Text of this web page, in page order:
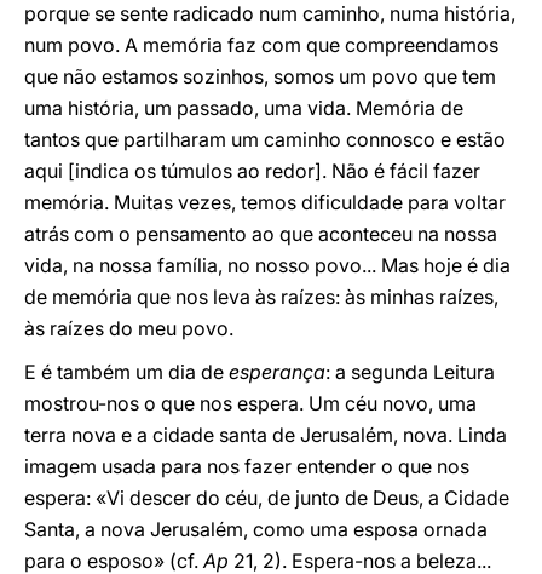
porque se sente radicado num caminho, numa história,
num povo. A memória faz com que compreendamos
que não estamos sozinhos, somos um povo que tem
uma história, um passado, uma vida. Memória de
tantos que partilharam um caminho connosco e estão
aqui [indica os túmulos ao redor]. Não é fácil fazer
memória. Muitas vezes, temos dificuldade para voltar
atrás com o pensamento ao que aconteceu na nossa
vida, na nossa família, no nosso povo... Mas hoje é dia
de memória que nos leva às raízes: às minhas raízes,
às raízes do meu povo.
E é também um dia de esperança: a segunda Leitura
mostrou-nos o que nos espera. Um céu novo, uma
terra nova e a cidade santa de Jerusalém, nova. Linda
imagem usada para nos fazer entender o que nos
espera: «Vi descer do céu, de junto de Deus, a Cidade
Santa, a nova Jerusalém, como uma esposa ornada
para o esposo» (cf.Ap 21, 2). Espera-nos a beleza...